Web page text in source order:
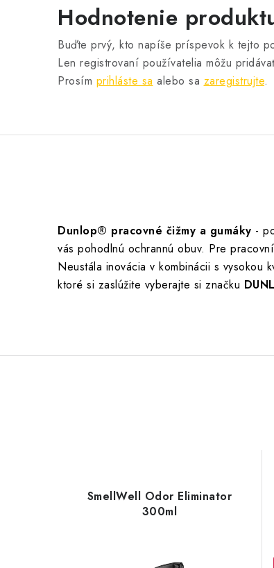
Hodnotenie
Buďte prvý, kto napíše príspevok k tejto
Len registrovaní používatelia môžu
Prosím prihláste sa alebo sa zaregistrujte.
Dunlop® pracovné čižmy a gumáky -
vás pohodlnú ochrannú obuv. Pre
Neustála inovácia v kombinácii s
ktoré si zaslúžite vyberajte si značku
SmellWell Odor Eliminator
300ml